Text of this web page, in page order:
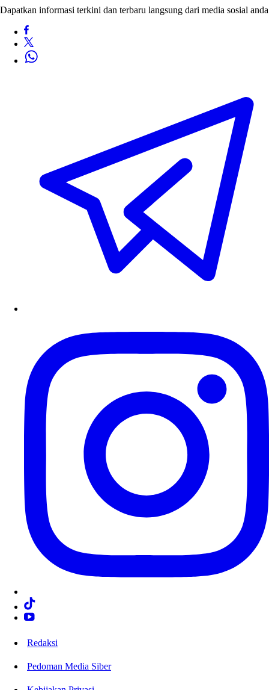
Dapatkan informasi terkini dan terbaru langsung dari media sosial anda
Redaksi
Pedoman Media Siber